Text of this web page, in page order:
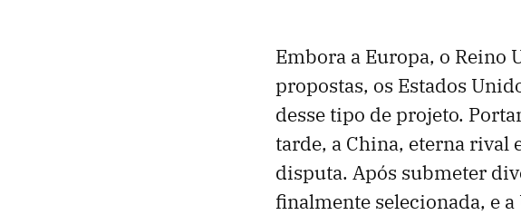
Embora a Europa, o Reino
propostas, os Estados
desse tipo de projeto.
tarde, a China, eterna rival
disputa. Após submeter
finalmente selecionada, e